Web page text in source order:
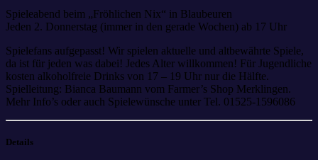
Spieleabend beim „Fröhlichen Nix“ in Blaubeuren
Jeden 2. Donnerstag (immer in den gerade Wochen) ab 17 Uhr
Spielefans aufgepasst! Wir spielen aktuelle und altbewährte Spiele,
da ist für jeden was dabei! Jedes Alter willkommen! Für Jugendliche
kosten alkoholfreie Drinks von 17 – 19 Uhr nur die Hälfte.
Spielleitung: Bianca Baumann vom Farmer’s Shop Merklingen.
Mehr Info’s oder auch Spielewünsche unter Tel. 01525-1596086
Details